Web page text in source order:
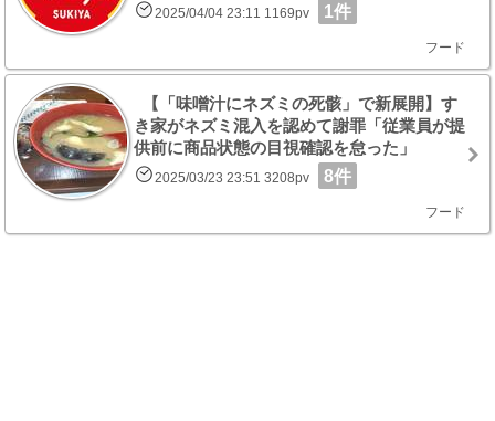
2025/04/04 23:11 1169pv 1件
フード
【「味噌汁にネズミの死骸」で新展開】す
き家がネズミ混入を認めて謝罪「従業員が提
供前に商品状態の目視確認を怠った」
2025/03/23 23:51 3208pv 8件
フード